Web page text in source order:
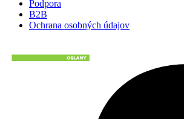
Podpora
B2B
Ochrana osobných údajov